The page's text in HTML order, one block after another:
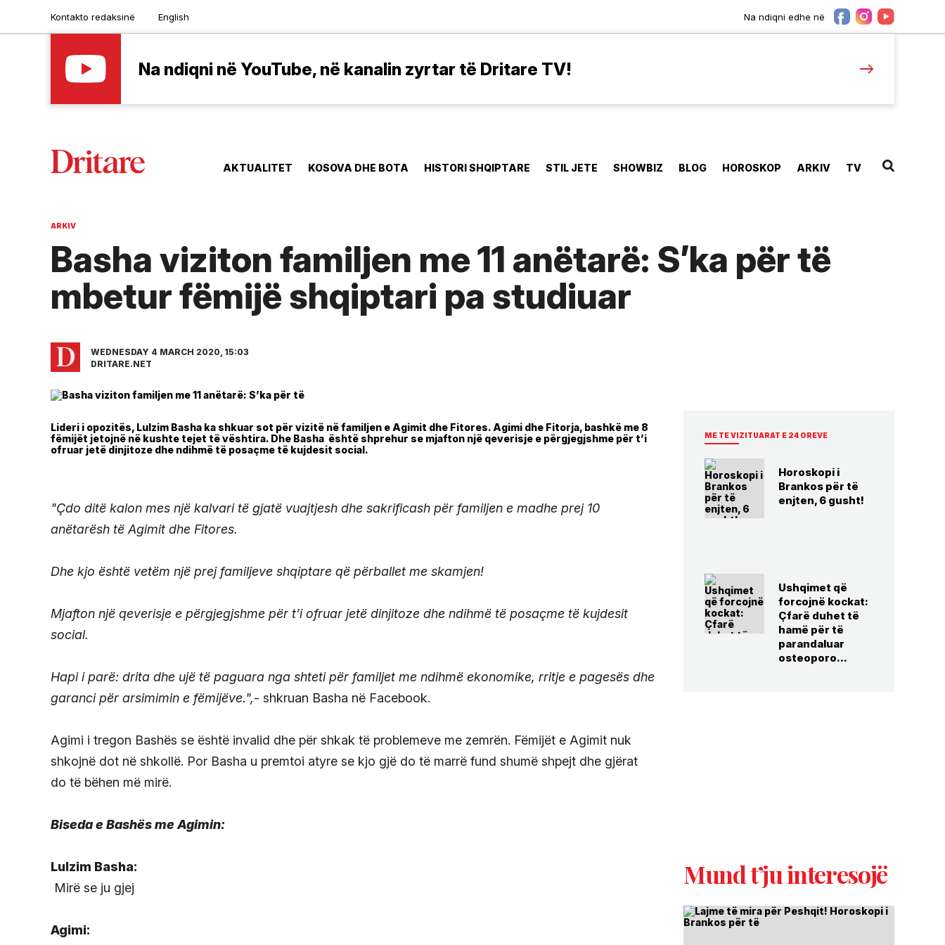
Kontakto redaksinë English Na ndiqni edhe në
Na ndiqni në YouTube, në kanalin zyrtar të Dritare TV!
AKTUALITET KOSOVA DHE BOTA HISTORI SHQIPTARE STIL JETE SHOWBIZ BLOG HOROSKOP ARKIV TV
ARKIV
Basha viziton familjen me 11 anëtarë: S’ka për të
mbetur fëmijë shqiptari pa studiuar
WEDNESDAY 4 MARCH 2020, 15:03
DRITARE.NET
Lideri i opozitës, Lulzim Basha ka shkuar sot për vizitë në familjen e Agimit dhe Fitores. Agimi dhe Fitorja, bashkë me 8
fëmijët jetojnë në kushte tejet të vështira. Dhe Basha është shprehur se mjafton një qeverisje e përgjegjshme për t’i
ofruar jetë dinjitoze dhe ndihmë të posaçme të kujdesit social.
"Çdo ditë kalon mes një kalvari të gjatë vuajtjesh dhe sakrificash për familjen e madhe prej 10
anëtarësh të Agimit dhe Fitores.
Dhe kjo është vetëm një prej familjeve shqiptare që përballet me skamjen!
Mjafton një qeverisje e përgjegjshme për t’i ofruar jetë dinjitoze dhe ndihmë të posaçme të kujdesit
social.
Hapi i parë: drita dhe ujë të paguara nga shteti për familjet me ndihmë ekonomike, rritje e pagesës dhe
garanci për arsimimin e fëmijëve.",- shkruan Basha në Facebook.
Agimi i tregon Bashës se është invalid dhe për shkak të problemeve me zemrën. Fëmijët e Agimit nuk
shkojnë dot në shkollë. Por Basha u premtoi atyre se kjo gjë do të marrë fund shumë shpejt dhe gjërat
do të bëhen më mirë.
Biseda e Bashës me Agimin:
Lulzim Basha:
Mirë se ju gjej
Agimi:
ME TE VIZITUARAT E 24 OREVE
Horoskopi i
Brankos për të
enjten, 6 gusht!
Ushqimet që
forcojnë kockat:
Çfarë duhet të
hamë për të
parandaluar
osteoporo...
Mund t’ju interesojë